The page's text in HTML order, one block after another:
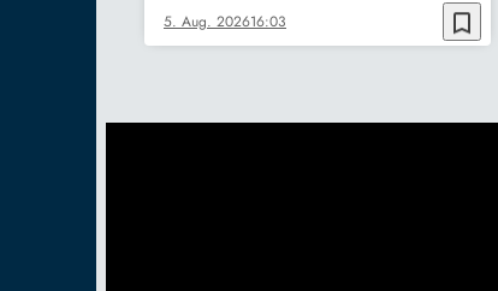
5. Aug. 202616:03 bookmark_border